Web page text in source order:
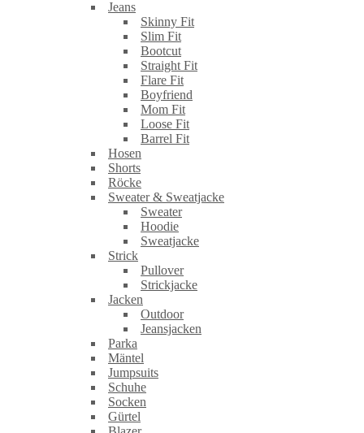
Jeans
Skinny Fit
Slim Fit
Bootcut
Straight Fit
Flare Fit
Boyfriend
Mom Fit
Loose Fit
Barrel Fit
Hosen
Shorts
Röcke
Sweater & Sweatjacke
Sweater
Hoodie
Sweatjacke
Strick
Pullover
Strickjacke
Jacken
Outdoor
Jeansjacken
Parka
Mäntel
Jumpsuits
Schuhe
Socken
Gürtel